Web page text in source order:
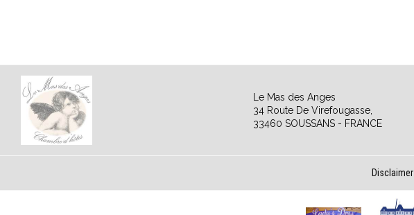
Le Mas des Anges
34 Route De Virefougasse,
33460 SOUSSANS - FRANCE
Disclaimer